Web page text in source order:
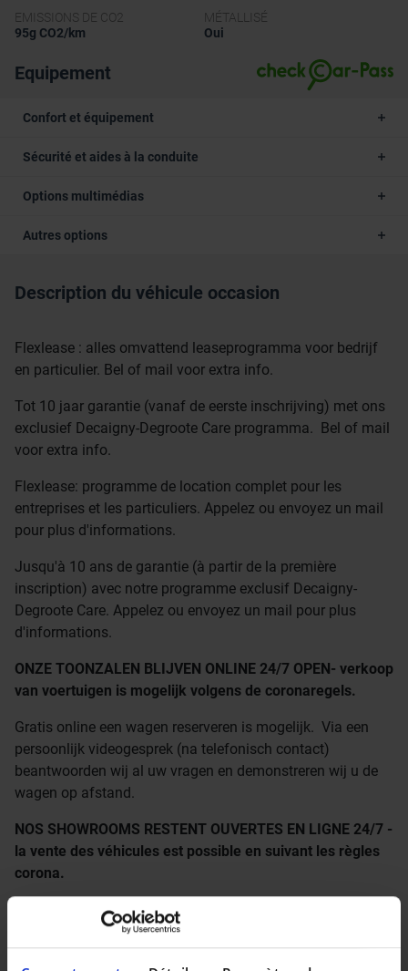
EMISSIONS DE CO2
95g CO2/km
MÉTALLISÉ
Oui
Equipement
Confort et équipement
Sécurité et aides à la conduite
Options multimédias
Autres options
Description du véhicule occasion
Flexlease : alles omvattend leaseprogramma voor bedrijf
en particulier. Bel of mail voor extra info.
Tot 10 jaar garantie (vanaf de eerste inschrijving) met ons
exclusief Decaigny-Degroote Care programma. Bel of mail
voor extra info.
Flexlease: programme de location complet pour les
entreprises et les particuliers. Appelez ou envoyez un mail
pour plus d'informations.
Jusqu'à 10 ans de garantie (à partir de la première
inscription) avec notre programme exclusif Decaigny-
Degroote Care. Appelez ou envoyez un mail pour plus
d'informations.
ONZE TOONZALEN BLIJVEN ONLINE 24/7 OPEN- verkoop
van voertuigen is mogelijk volgens de coronaregels.
Gratis online een wagen reserveren is mogelijk. Via een
persoonlijk videogesprek (na telefonisch contact)
beantwoorden wij al uw vragen en demonstreren wij u de
wagen op afstand.
NOS SHOWROOMS RESTENT OUVERTES EN LIGNE 24/7 -
la vente des véhicules est possible en suivant les règles
corona.
Vous pouvez réserver une voiture en ligne gratuitement.
Par un appel vidéo personnel (après contact téléphonique),
nous répondrons à toutes vos questions et vous